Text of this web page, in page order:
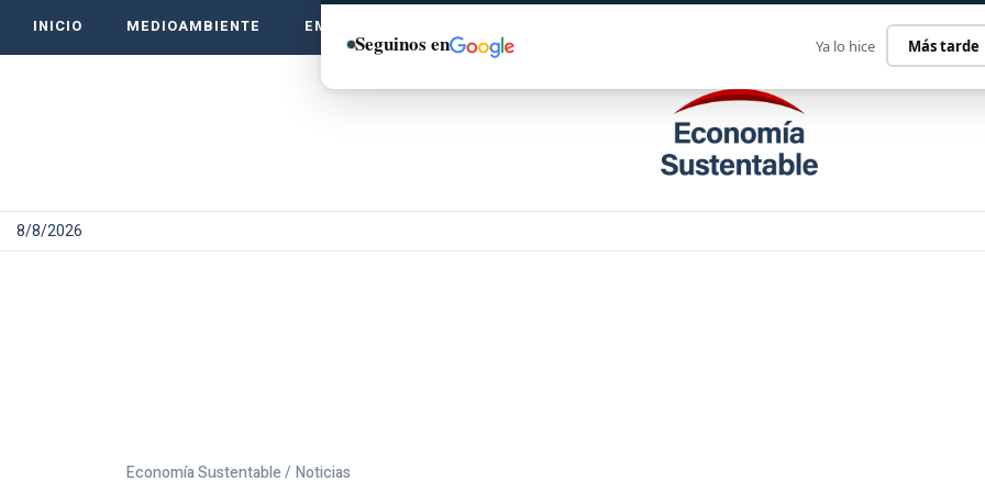
INICIO MEDIOAMBIENTE EMPRENDE VERDE
8/8/2026
Economía Sustentable / Noticias
Seguinos en Ya lo hice Más tarde